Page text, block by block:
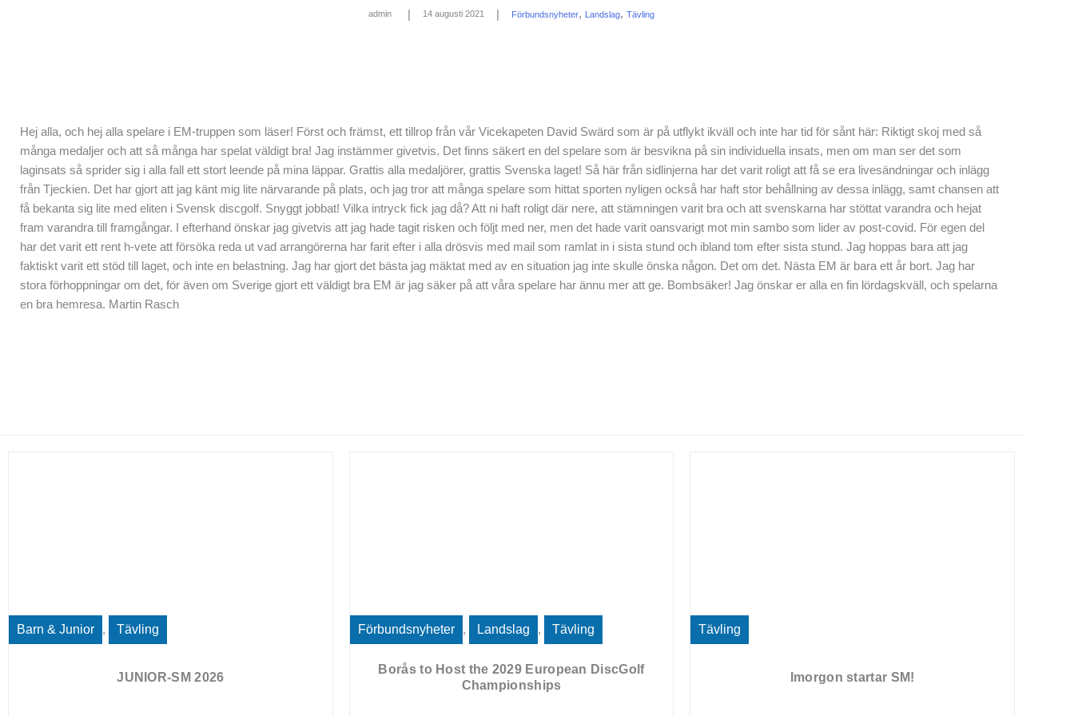
admin | 14 augusti 2021 | Förbundsnyheter, Landslag, Tävling
Hej alla, och hej alla spelare i EM-truppen som läser! Först och främst, ett tillrop från vår Vicekapeten David Swärd som är på utflykt ikväll och inte har tid för sånt här: Riktigt skoj med så
många medaljer och att så många har spelat väldigt bra! Jag instämmer givetvis. Det finns säkert en del spelare som är besvikna på sin individuella insats, men om man ser det som
laginsats så sprider sig i alla fall ett stort leende på mina läppar. Grattis alla medaljörer, grattis Svenska laget! Så här från sidlinjerna har det varit roligt att få se era livesändningar och inlägg
från Tjeckien. Det har gjort att jag känt mig lite närvarande på plats, och jag tror att många spelare som hittat sporten nyligen också har haft stor behållning av dessa inlägg, samt chansen att
få bekanta sig lite med eliten i Svensk discgolf. Snyggt jobbat! Vilka intryck fick jag då? Att ni haft roligt där nere, att stämningen varit bra och att svenskarna har stöttat varandra och hejat
fram varandra till framgångar. I efterhand önskar jag givetvis att jag hade tagit risken och följt med ner, men det hade varit oansvarigt mot min sambo som lider av post-covid. För egen del
har det varit ett rent h-vete att försöka reda ut vad arrangörerna har farit efter i alla drösvis med mail som ramlat in i sista stund och ibland tom efter sista stund. Jag hoppas bara att jag
faktiskt varit ett stöd till laget, och inte en belastning. Jag har gjort det bästa jag mäktat med av en situation jag inte skulle önska någon. Det om det. Nästa EM är bara ett år bort. Jag har
stora förhoppningar om det, för även om Sverige gjort ett väldigt bra EM är jag säker på att våra spelare har ännu mer att ge. Bombsäker! Jag önskar er alla en fin lördagskväll, och spelarna
en bra hemresa. Martin Rasch
Barn & Junior , Tävling
JUNIOR-SM 2026
Förbundsnyheter , Landslag , Tävling
Borås to Host the 2029 European DiscGolf
Championships
Tävling
Imorgon startar SM!